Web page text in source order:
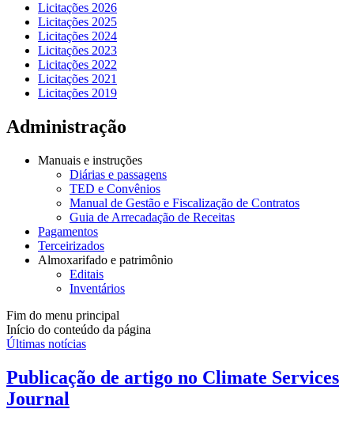
Licitações 2026
Licitações 2025
Licitações 2024
Licitações 2023
Licitações 2022
Licitações 2021
Licitações 2019
Administração
Manuais e instruções
Diárias e passagens
TED e Convênios
Manual de Gestão e Fiscalização de Contratos
Guia de Arrecadação de Receitas
Pagamentos
Terceirizados
Almoxarifado e patrimônio
Editais
Inventários
Fim do menu principal
Início do conteúdo da página
Últimas notícias
Publicação de artigo no Climate Services
Journal